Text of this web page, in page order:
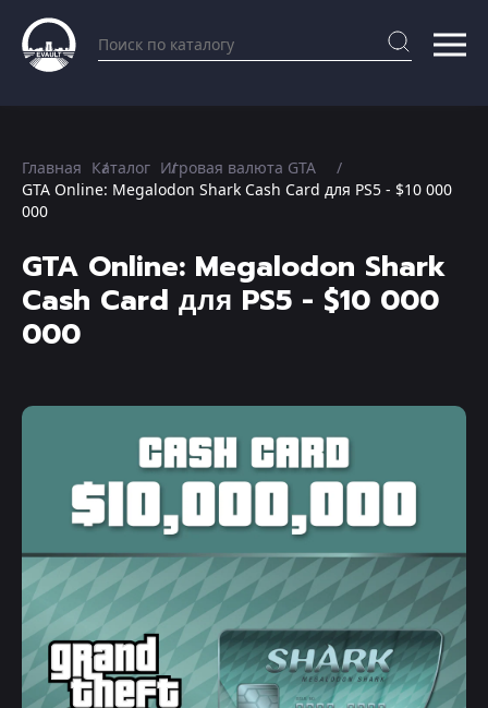
Главная Каталог Игровая валюта GTA
GTA Online: Megalodon Shark Cash Card для PS5 - $10 000
000
GTA Online: Megalodon Shark
Cash Card для PS5 - $10 000
000